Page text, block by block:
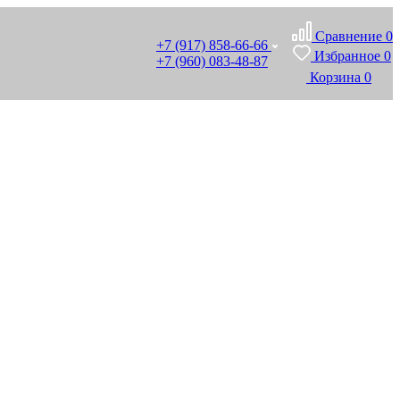
+7 (917) 858-66-66
+7 (960) 083-48-87
Сравнение 0
Избранное 0
Корзина 0